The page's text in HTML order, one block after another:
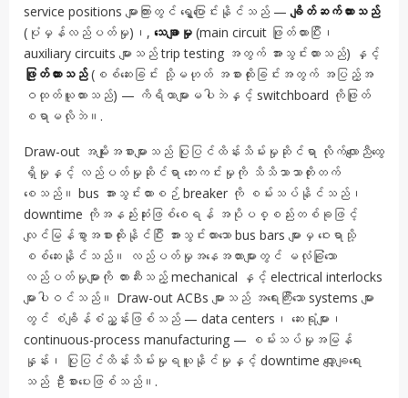
service positions များကြားတွင် ရွှေ့ပြောင်းနိုင်သည် — ချိတ်ဆက်ထားသည်
(ပုံမှန်လည်ပတ်မှု)၊, သေချာမှု (main circuit ဖြုတ်ထားပြီး၊
auxiliary circuits များသည် trip testing အတွက် အားသွင်းထားသည်) နှင့်
ဖြုတ်ထားသည်(စစ်ဆေးခြင်း သို့မဟုတ် အစားထိုးခြင်းအတွက် အပြည့်အ
ဝထုတ်ယူထားသည်) — ကိရိယာများမပါဘဲနှင့် switchboard ကိုဖြုတ်
စရာမလိုဘဲ။.
Draw-out အမျိုးအစားများသည် ပြုပြင်ထိန်းသိမ်းမှုဆိုင်ရာ လိုက်လျောညီထွေ
ရှိမှုနှင့် လည်ပတ်မှုဆိုင်ရာ ဘေးကင်းမှုကို သိသိသာသာတိုးတက်
စေသည်။ bus အားသွင်းထားစဉ် breaker ကို စမ်းသပ်နိုင်သည်၊
downtime ကိုအနည်းဆုံးဖြစ်စေရန် အပိုပစ္စည်းတစ်ခုဖြင့်
လျင်မြန်စွာအစားထိုးနိုင်ပြီး အားသွင်းထားသော bus bars များမှ ဝေးရာသို့
စစ်ဆေးနိုင်သည်။ လည်ပတ်မှုအနေအထားများတွင် မလုံခြုံသော
လည်ပတ်မှုများကို တားဆီးသည့် mechanical နှင့် electrical interlocks
များပါဝင်သည်။ Draw-out ACBs များသည် အရေးကြီးသော systems များ
တွင် စံချိန်စံညွှန်းဖြစ်သည် — data centers၊ ဆေးရုံများ၊
continuous-process manufacturing — စမ်းသပ်မှုအမြန်
နှုန်း၊ ပြုပြင်ထိန်းသိမ်းမှုရယူနိုင်မှုနှင့် downtime လျှော့ချရေး
သည် ဦးစားပေးဖြစ်သည်။.